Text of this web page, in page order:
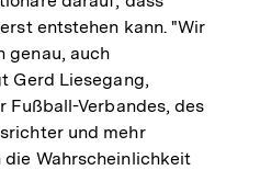
entstehen kann. "Wir
genau, auch
Gerd Liesegang,
Fußball-Verbandes, des
und mehr
Wahrscheinlichkeit